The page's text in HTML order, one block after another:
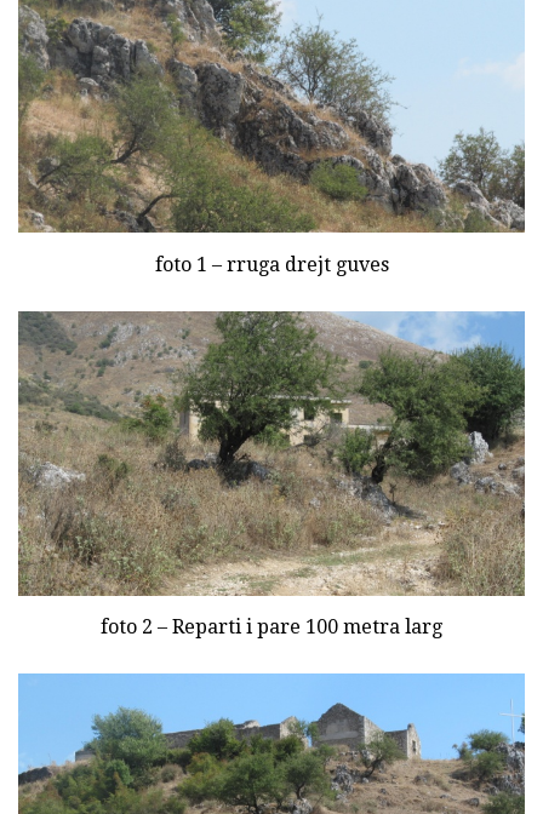
foto 1 – rruga drejt guves
foto 2 – Reparti i pare 100 metra larg